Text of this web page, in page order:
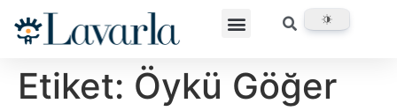
Etiket: Öykü Göğer